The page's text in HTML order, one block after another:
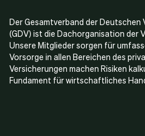
Der Gesamtverband der Deutschen
(GDV) ist die Dachorganisation der
Unsere Mitglieder sorgen für
Vorsorge in allen Bereichen des
Versicherungen machen Risiken
Fundament für wirtschaftliches